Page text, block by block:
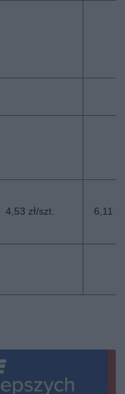
4,53 zł/szt. 6,11